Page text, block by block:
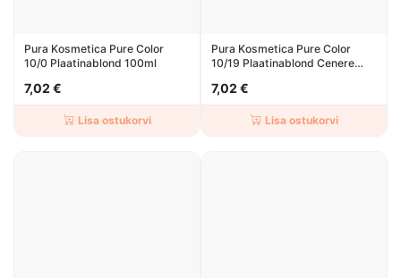
Pura Kosmetica Pure Color
10/0 Plaatinablond 100ml
7,02 €
Lisa ostukorvi
Pura Kosmetica Pure Color
10/19 Plaatinablond Cenere
7,02 €
Lisa ostukorvi